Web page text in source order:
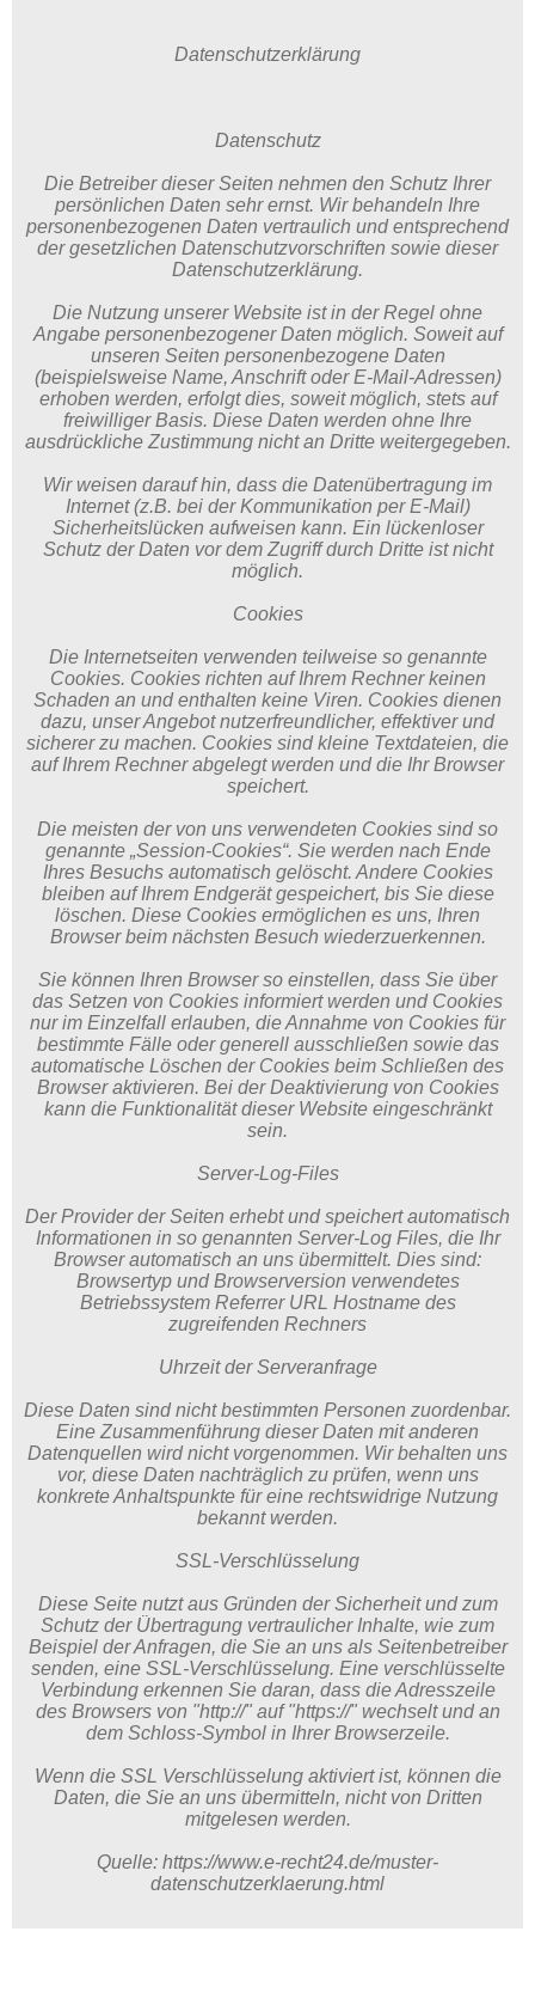
Datenschutzerklärung
Datenschutz
Die Betreiber dieser Seiten nehmen den Schutz Ihrer
persönlichen Daten sehr ernst. Wir behandeln Ihre
personenbezogenen Daten vertraulich und entsprechend
der gesetzlichen Datenschutzvorschriften sowie dieser
Datenschutzerklärung.
Die Nutzung unserer Website ist in der Regel ohne
Angabe personenbezogener Daten möglich. Soweit auf
unseren Seiten personenbezogene Daten
(beispielsweise Name, Anschrift oder E-Mail-Adressen)
erhoben werden, erfolgt dies, soweit möglich, stets auf
freiwilliger Basis. Diese Daten werden ohne Ihre
ausdrückliche Zustimmung nicht an Dritte weitergegeben.
Wir weisen darauf hin, dass die Datenübertragung im
Internet (z.B. bei der Kommunikation per E-Mail)
Sicherheitslücken aufweisen kann. Ein lückenloser
Schutz der Daten vor dem Zugriff durch Dritte ist nicht
möglich.
Cookies
Die Internetseiten verwenden teilweise so genannte
Cookies. Cookies richten auf Ihrem Rechner keinen
Schaden an und enthalten keine Viren. Cookies dienen
dazu, unser Angebot nutzerfreundlicher, effektiver und
sicherer zu machen. Cookies sind kleine Textdateien, die
auf Ihrem Rechner abgelegt werden und die Ihr Browser
speichert.
Die meisten der von uns verwendeten Cookies sind so
genannte „Session-Cookies“. Sie werden nach Ende
Ihres Besuchs automatisch gelöscht. Andere Cookies
bleiben auf Ihrem Endgerät gespeichert, bis Sie diese
löschen. Diese Cookies ermöglichen es uns, Ihren
Browser beim nächsten Besuch wiederzuerkennen.
Sie können Ihren Browser so einstellen, dass Sie über
das Setzen von Cookies informiert werden und Cookies
nur im Einzelfall erlauben, die Annahme von Cookies für
bestimmte Fälle oder generell ausschließen sowie das
automatische Löschen der Cookies beim Schließen des
Browser aktivieren. Bei der Deaktivierung von Cookies
kann die Funktionalität dieser Website eingeschränkt
sein.
Server-Log-Files
Der Provider der Seiten erhebt und speichert automatisch
Informationen in so genannten Server-Log Files, die Ihr
Browser automatisch an uns übermittelt. Dies sind:
Browsertyp und Browserversion verwendetes
Betriebssystem Referrer URL Hostname des
zugreifenden Rechners
Uhrzeit der Serveranfrage
Diese Daten sind nicht bestimmten Personen zuordenbar.
Eine Zusammenführung dieser Daten mit anderen
Datenquellen wird nicht vorgenommen. Wir behalten uns
vor, diese Daten nachträglich zu prüfen, wenn uns
konkrete Anhaltspunkte für eine rechtswidrige Nutzung
bekannt werden.
SSL-Verschlüsselung
Diese Seite nutzt aus Gründen der Sicherheit und zum
Schutz der Übertragung vertraulicher Inhalte, wie zum
Beispiel der Anfragen, die Sie an uns als Seitenbetreiber
senden, eine SSL-Verschlüsselung. Eine verschlüsselte
Verbindung erkennen Sie daran, dass die Adresszeile
des Browsers von "http://" auf "https://" wechselt und an
dem Schloss-Symbol in Ihrer Browserzeile.
Wenn die SSL Verschlüsselung aktiviert ist, können die
Daten, die Sie an uns übermitteln, nicht von Dritten
mitgelesen werden.
Quelle: https://www.e-recht24.de/muster-
datenschutzerklaerung.html